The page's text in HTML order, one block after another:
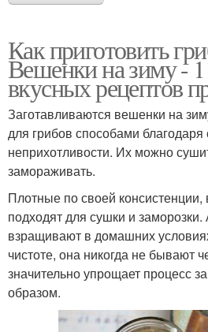
Как приготовить
Вешенки на зиму -
вкусных рецептов
Заготавливаются вешенки на
для грибов способами благодаря
неприхотливости. Их можно
замораживать.
Плотные по своей
подходят для сушки и заморозки.
взращивают в домашних
чистоте, она никогда не бывают
значительно упрощает процесс
образом.